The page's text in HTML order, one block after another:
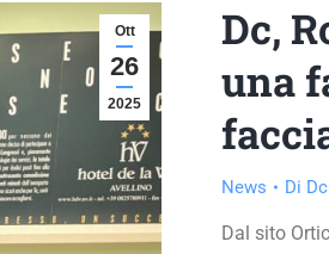
Ott
26
2025
Dc,
una
News Di
Dal sito